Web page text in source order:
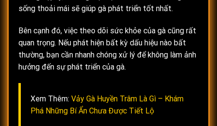
sống thoải mái sẽ giúp gà phát triển tốt nhất.
Bên cạnh đó, việc theo dõi sức khỏe của gà cũng rất
quan trọng. Nếu phát hiện bất kỳ dấu hiệu nào bất
thường, bạn cần nhanh chóng xử lý để không làm ảnh
hưởng đến sự phát triển của gà.
Xem Thêm: Vảy Gà Huyền Trâm Là Gì – Khám
Phá Những Bí Ẩn Chưa Được Tiết Lộ